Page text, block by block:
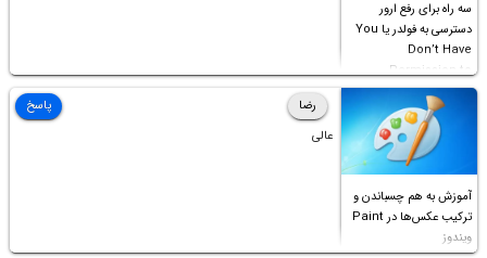
سه راه برای رفع ارور
دسترسی به فولدر یا You
Don’t Have
Permission to
Access this folder
آموزش به هم چسباندن و
ترکیب عکس‌ها در Paint
ویندوز
رضا
عالی
پاسخ